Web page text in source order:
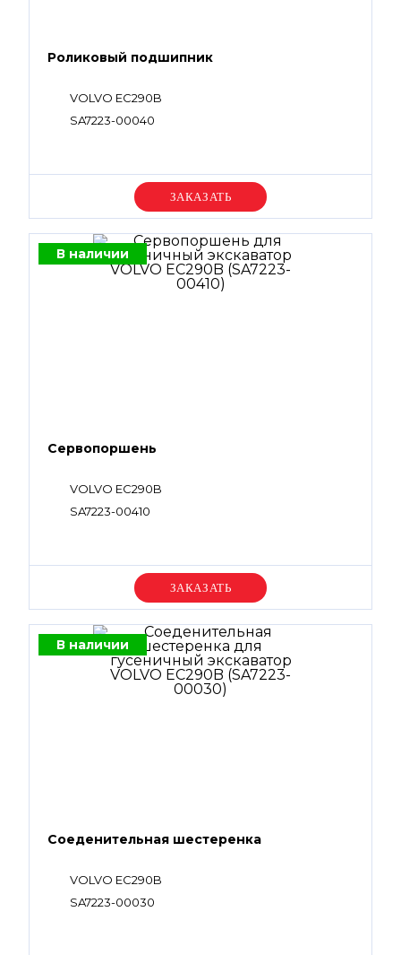
Роликовый подшипник
VOLVO EC290B
SA7223-00040
Уточняйте цену
В наличии
Сервопоршень
VOLVO EC290B
SA7223-00410
Уточняйте цену
В наличии
Соеденительная шестеренка
VOLVO EC290B
SA7223-00030